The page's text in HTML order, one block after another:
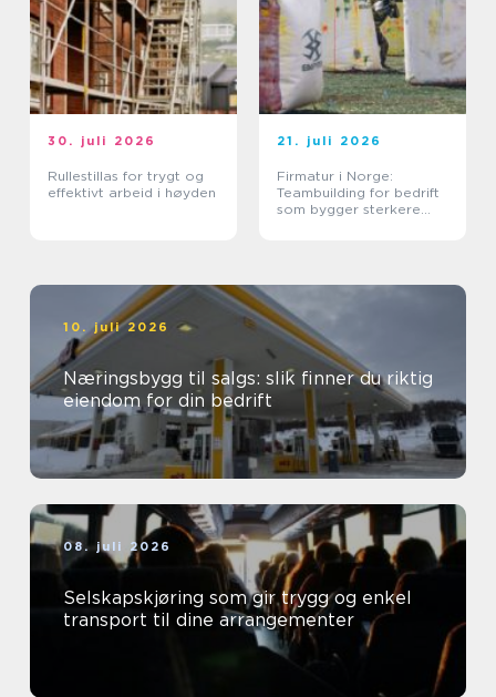
30. juli 2026
Rullestillas for trygt og
effektivt arbeid i høyden
21. juli 2026
Firmatur i Norge:
Teambuilding for bedrift
som bygger sterkere
10. juli 2026
Næringsbygg til salgs: slik finner du riktig
eiendom for din bedrift
08. juli 2026
Selskapskjøring som gir trygg og enkel
transport til dine arrangementer